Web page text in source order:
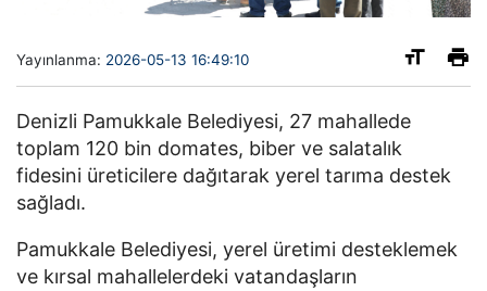
Yayınlanma: 2026-05-13 16:49:10
Denizli Pamukkale Belediyesi, 27 mahallede
toplam 120 bin domates, biber ve salatalık
fidesini üreticilere dağıtarak yerel tarıma destek
sağladı.
Pamukkale Belediyesi, yerel üretimi desteklemek
ve kırsal mahallelerdeki vatandaşların